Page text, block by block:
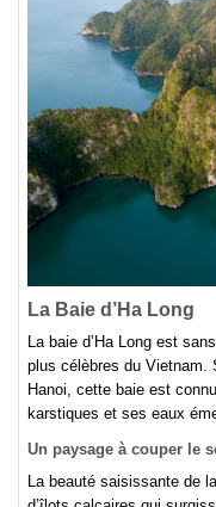
La Baie d’Ha Long
La baie d’Ha Long est
plus célèbres du Vietnam.
Hanoi, cette baie est
karstiques et ses eaux
Un paysage à couper le
La beauté saisissante de